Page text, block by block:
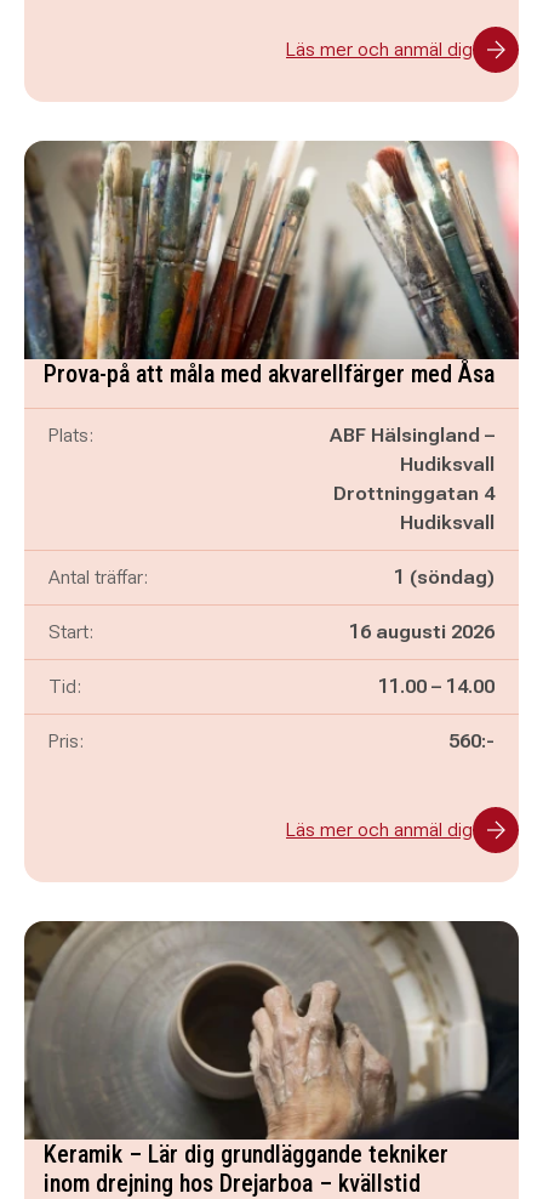
Läs mer och anmäl dig
Prova-på att måla med akvarellfärger med Åsa
Plats:
ABF Hälsingland –
Hudiksvall
Drottninggatan 4
Hudiksvall
Antal träffar: 1 (söndag)
Start: 16 augusti 2026
Tid: Pågår mellan
11.00 – och
14.00
Pris: 560:-
Läs mer och anmäl dig
Keramik – Lär dig grundläggande tekniker
inom drejning hos Drejarboa – kvällstid